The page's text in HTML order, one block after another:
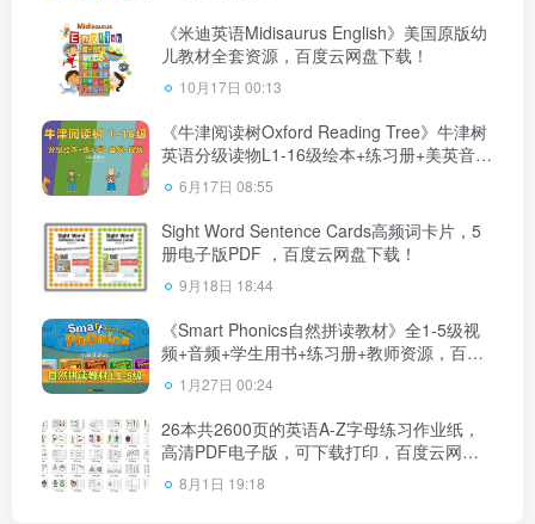
《米迪英语Midisaurus English》美国原版幼
儿教材全套资源，百度云网盘下载！
10月17日 00:13
《牛津阅读树Oxford Reading Tree》牛津树
英语分级读物L1-16级绘本+练习册+美英音频
+精讲视频，百度云网盘下载！
6月17日 08:55
Sight Word Sentence Cards高频词卡片，5
册电子版PDF ，百度云网盘下载！
9月18日 18:44
《Smart Phonics自然拼读教材》全1-5级视
频+音频+学生用书+练习册+教师资源，百度
云网盘下载！
1月27日 00:24
26本共2600页的英语A-Z字母练习作业纸，
高清PDF电子版，可下载打印，百度云网盘
下载
8月1日 19:18